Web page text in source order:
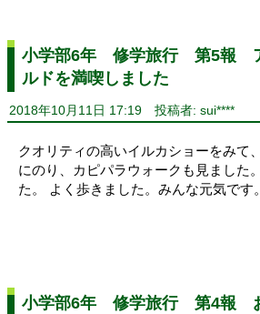
小学部6年 修学旅行 第5報
ルドを満喫しました
2018年10月11日 17:19 投稿者: sui****
クオリティの高いイルカショーをみて
にのり、カピパラウォークも見ました
た。 よく歩きました。みんな元気です。
小学部6年 修学旅行 第4報